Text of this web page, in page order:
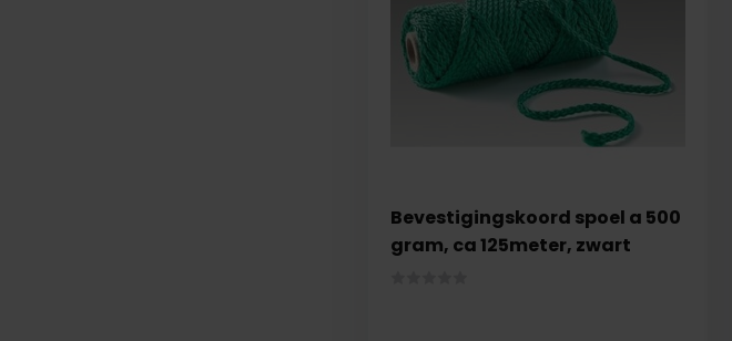
Bevestigingskoord spoel a 500
gram, ca 125meter, zwart